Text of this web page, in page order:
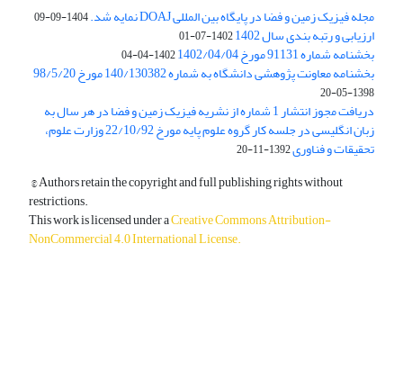
مجله فیزیک زمین و فضا در پایگاه بین المللی DOAJ نمایه شد. 1404-09-09
ارزیابی و رتبه بندی سال 1402 1402-07-01
بخشنامه شماره 91131 مورخ 1402/04/04 1402-04-04
بخشنامه معاونت پژوهشی دانشگاه به شماره 140/130382 مورخ 98/5/20
1398-05-20
دریافت مجوز انتشار 1 شماره از نشریه فیزیک زمین و فضا در هر سال به
زبان انگلیسی در جلسه کار گروه علوم پایه مورخ 22/10/92 وزارت علوم،
تحقیقات و فناوری1392-11-20
© Authors retain the copyright and full publishing rights without
restrictions.
This work is licensed under aCreative Commons Attribution-
NonCommercial 4.0 International License.